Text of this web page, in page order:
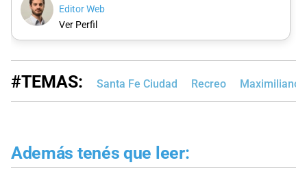
Editor Web
Ver Perfil
#TEMAS: Santa Fe Ciudad Recreo Maximiliano
Además tenés que leer: